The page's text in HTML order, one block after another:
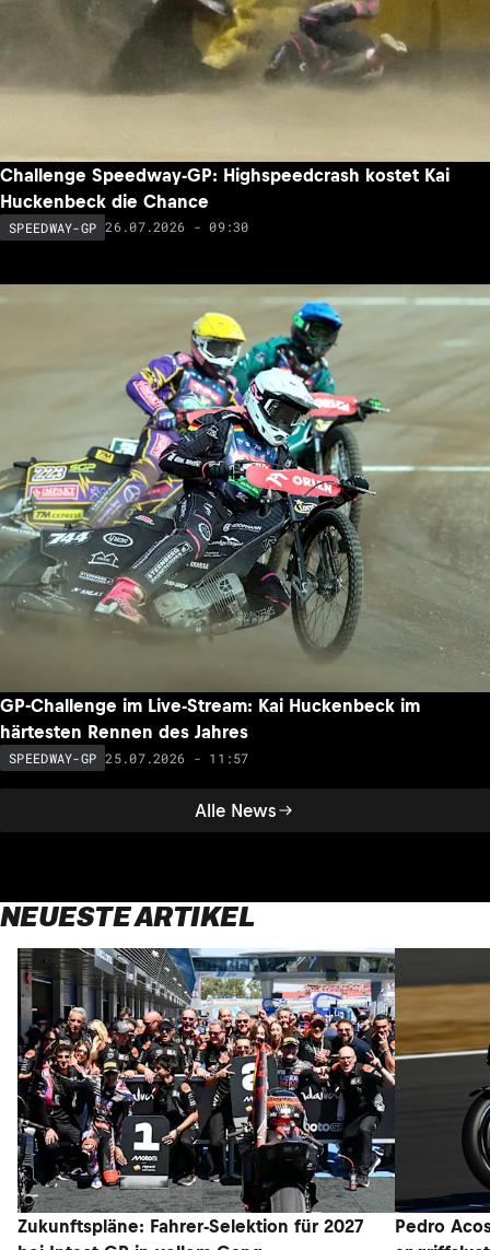
Alle News
Challenge Speedway-GP: Highspeedcrash kostet Kai
Huckenbeck die Chance
SPEEDWAY-GP 26.07.2026 - 09:30
GP-Challenge im Live-Stream: Kai Huckenbeck im
härtesten Rennen des Jahres
SPEEDWAY-GP 25.07.2026 - 11:57
NEUESTE ARTIKEL
Zukunftspläne: Fahrer-Selektion für 2027
Pedro